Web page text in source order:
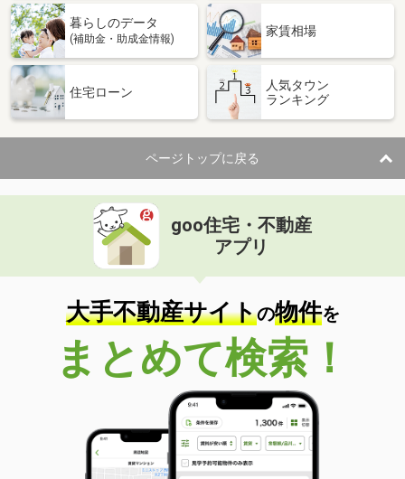
暮らしのデータ
(補助金・助成金情報)
家賃相場
住宅ローン
人気タウン
ランキング
ページトップに戻る
goo住宅・不動産
アプリ
大手不動産サイトの物件を
まとめて検索！